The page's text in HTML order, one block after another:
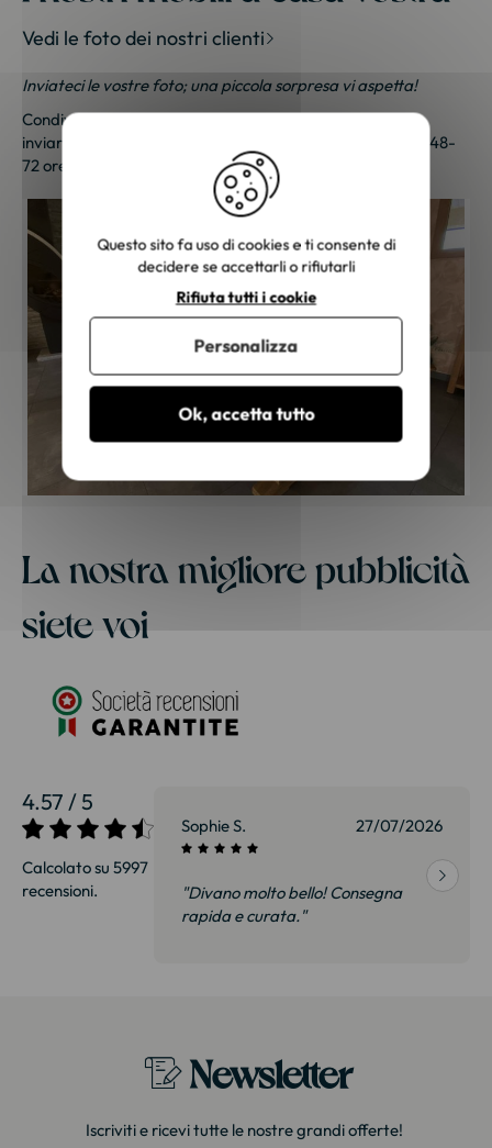
Vedi le foto dei nostri clienti
Inviateci le vostre foto; una piccola sorpresa vi aspetta!
Condividi le tue foto e ricevi una sorpresa!Clicca quiper
inviarci le tue foto. Un piccolo regalo ti sarà inviato entro 48-
72 ore lavorative. Grazie per la tua fedeltà!
La nostra migliore pubblicità
siete voi
4.57 / 5
Calcolato su 5997
recensioni.
27/07/2026 Sophie S. 27/07/2026
"Divano molto bello! Consegna
rapida e curata."
Newsletter
Iscriviti e ricevi tutte le nostre grandi offerte!
Questo sito fa uso di cookies e ti consente di
decidere se accettarli o rifiutarli
Ok, accetta tutto
Rifiuta tutti i cookie
Personalizza